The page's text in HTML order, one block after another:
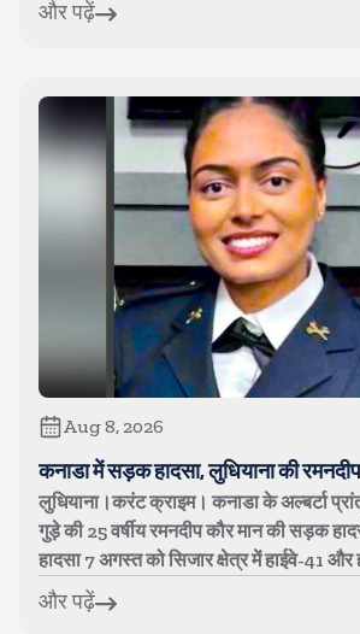
और पढ़ें
Aug 8, 2026
कनाडा में सड़क हादसा, लुधियाना की
लुधियाना।करंट क्राइम। कनाडा के अल्बर्टा
गुड़े की 25 वर्षीय रमनदीप कौर मान की सड़क
हादसा 7 अगस्त को सिजार क्षेत्र में हाईवे-41 और
...
और पढ़ें